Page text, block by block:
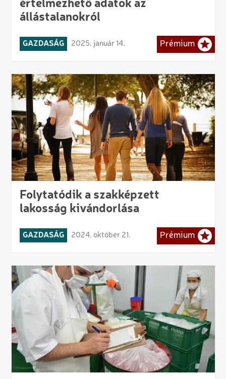
értelmezhető adatok az
állástalanokról
GAZDASÁG 2025. január 14. Prémium
Folytatódik a szakképzett
lakosság kivándorlása
GAZDASÁG 2024. október 21. Prémium